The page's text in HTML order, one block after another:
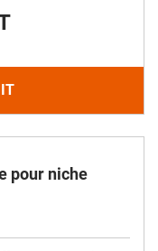
pour niche